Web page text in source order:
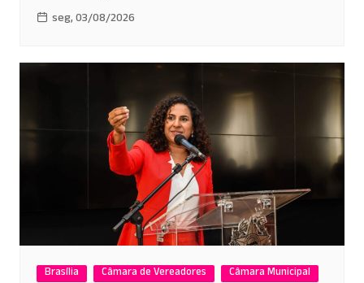
seg, 03/08/2026
Brasília Câmara de Vereadores
Câmara Municipal